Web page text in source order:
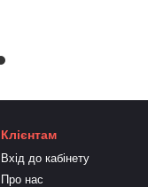
Клієнтам
Вхід до кабінету
Про нас